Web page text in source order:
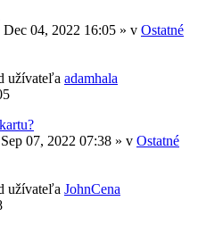
Dec 04, 2022 16:05 » v Ostatné
užívateľa adamhala
07, 2022 07:38 » v Ostatné
užívateľa JohnCena